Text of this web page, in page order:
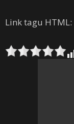
Link tagu HTML: